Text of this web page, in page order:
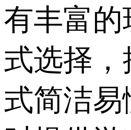
有丰富的
式选择，
式简洁易